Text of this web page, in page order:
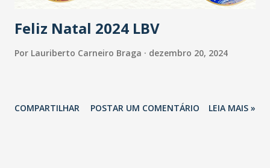
Feliz Natal 2024 LBV
Por Lauriberto Carneiro Braga dezembro 20, 2024
COMPARTILHAR POSTAR UM COMENTÁRIO LEIA MAIS »